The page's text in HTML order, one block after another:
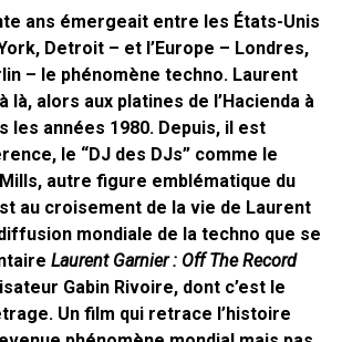
ans émergeait entre les États-Unis
Detroit – et l’Europe – Londres,
– le phénomène techno. Laurent
là, alors aux platines de l’Hacienda à
les années 1980. Depuis, il est
le “DJ des DJs” comme le
autre figure emblématique du
au croisement de la vie de Laurent
mondiale de la techno que se
Laurent Garnier : Off The Record
Gabin Rivoire, dont c’est le
Un film qui retrace l’histoire